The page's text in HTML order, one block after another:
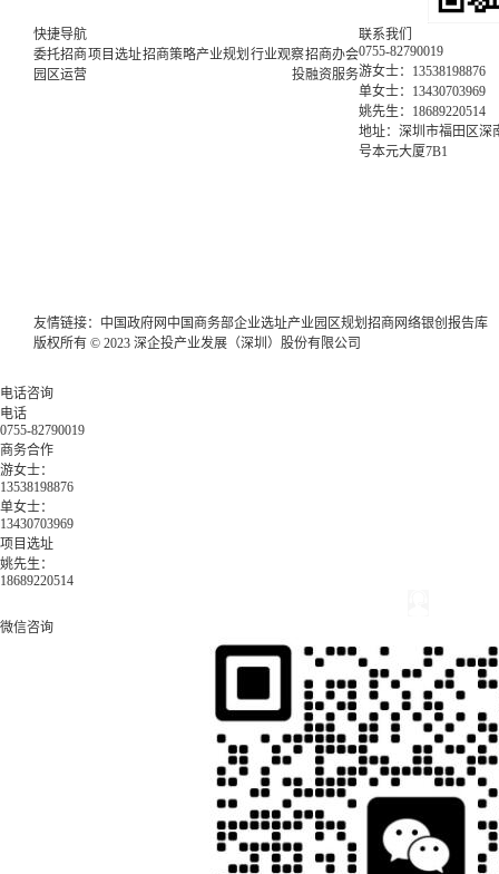
快捷导航
委托招商项目选址招商策略产业规划 行业观察招商办会
园区运营
投融资服务
联系我们
0755-82790019
游女士：13538198876
单女士：13430703969
姚先生：18689220514
地址：深圳市福田区深
号本元大厦7B1
友情链接： 中国政府网 中国商务部企业选址产业园区规划 招商网络银创报告库
版权所有 © 2023 深企投产业发展（深圳）股份有限公司
电话咨询
电话
0755-82790019
商务合作
游女士：
13538198876
单女士：
13430703969
项目选址
姚先生：
18689220514
微信咨询